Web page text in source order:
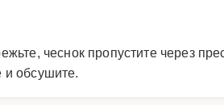
чеснок пропустите через
и обсушите.